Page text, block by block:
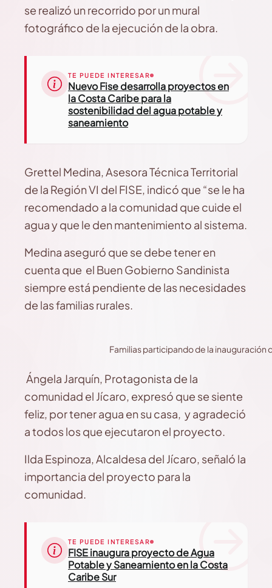
se realizó un recorrido por un mural
fotográfico de la ejecución de la obra.
TE PUEDE INTERESAR
Nuevo Fise desarrolla proyectos en
la Costa Caribe para la
sostenibilidad del agua potable y
saneamiento
Grettel Medina, Asesora Técnica Territorial
de la Región VI del FISE, indicó que “se le ha
recomendado a la comunidad que cuide el
agua y que le den mantenimiento al sistema.
Medina aseguró que se debe tener en
cuenta que el Buen Gobierno Sandinista
siempre está pendiente de las necesidades
de las familias rurales.
Familias participando de la inauguración
Ángela Jarquín, Protagonista de la
comunidad el Jícaro, expresó que se siente
feliz, por tener agua en su casa, y agradeció
a todos los que ejecutaron el proyecto.
Ilda Espinoza, Alcaldesa del Jícaro, señaló la
importancia del proyecto para la
comunidad.
TE PUEDE INTERESAR
FISE inaugura proyecto de Agua
Potable y Saneamiento en la Costa
Caribe Sur